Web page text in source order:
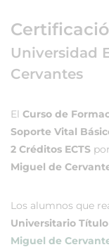
Universidad
Cervantes
El Curso de
Soporte Vital
2 Créditos ECTS
Miguel de
Los alumnos que
Universitario
Miguel de